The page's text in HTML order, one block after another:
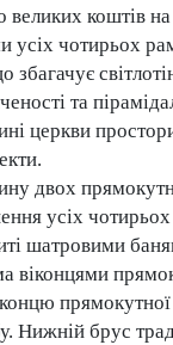
коштів
усіх чотирьох
та
церкви
двох
усіх
шатровими
віконцями
Нижній брус